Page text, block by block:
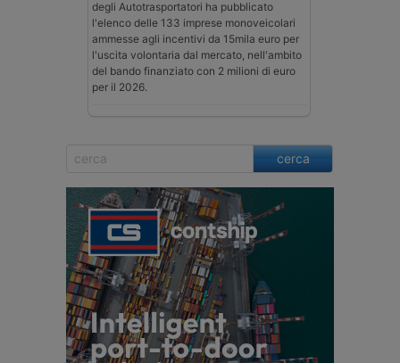
degli Autotrasportatori ha pubblicato
l'elenco delle 133 imprese monoveicolari
ammesse agli incentivi da 15mila euro per
l'uscita volontaria dal mercato, nell'ambito
del bando finanziato con 2 milioni di euro
per il 2026.
cerca